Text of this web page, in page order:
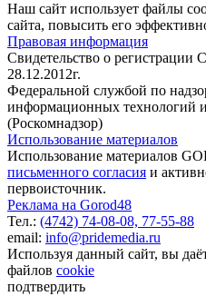
Наш сайт использует файлы
сайта, повысить его
Правовая информация
Свидетельство о
28.12.2012г.
Федеральной службой по
информационных технологий
(Роскомнадзор)
Использование материалов
Использование материалов
письменного согласия и
первоисточник.
Реклама на Gorod48
Тел.: (4742) 74-08-08, 77-55-88
email: info@pridemedia.ru
Используя данный сайт, вы
файлов cookie
подтвердить